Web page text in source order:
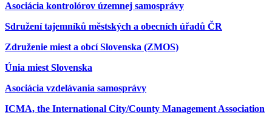
Asociácia kontrolórov územnej samosprávy
Sdružení tajemníků městských a obecních úřadů ČR
Združenie miest a obcí Slovenska (ZMOS)
Únia miest Slovenska
Asociácia vzdelávania samosprávy
ICMA, the International City/County Management Association